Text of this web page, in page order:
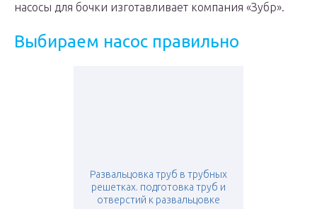
насосы для бочки изготавливает компания «Зубр».
Выбираем насос правильно
Развальцовка труб в трубных
решетках. подготовка труб и
отверстий к развальцовке